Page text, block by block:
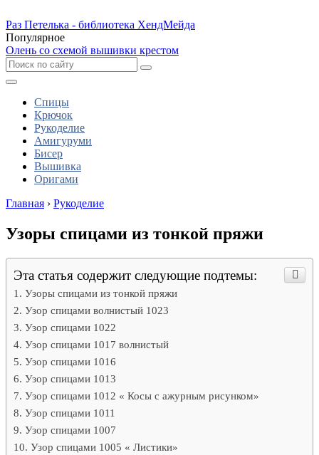
Раз Петелька - библиотека ХендМейда
Популярное
Олень со схемой вышивки крестом
Спицы
Крючок
Рукоделие
Амигуруми
Бисер
Вышивка
Оригами
Главная › Рукоделие
Узоры спицами из тонкой пряжи
Эта статья содержит следующие подтемы:
Узоры спицами из тонкой пряжи
Узор спицами волнистый 1023
Узор спицами 1022
Узор спицами 1017 волнистый
Узор спицами 1016
Узор спицами 1013
Узор спицами 1012 « Косы с ажурным рисунком»
Узор спицами 1011
Узор спицами 1007
Узор спицами 1005 « Листики»